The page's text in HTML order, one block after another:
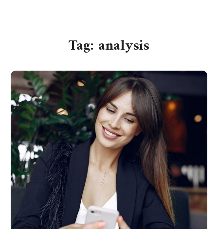
Tag: analysis